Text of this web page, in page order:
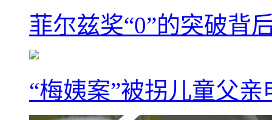
菲尔兹奖“0”的突破背
“梅姨案”被拐儿童父